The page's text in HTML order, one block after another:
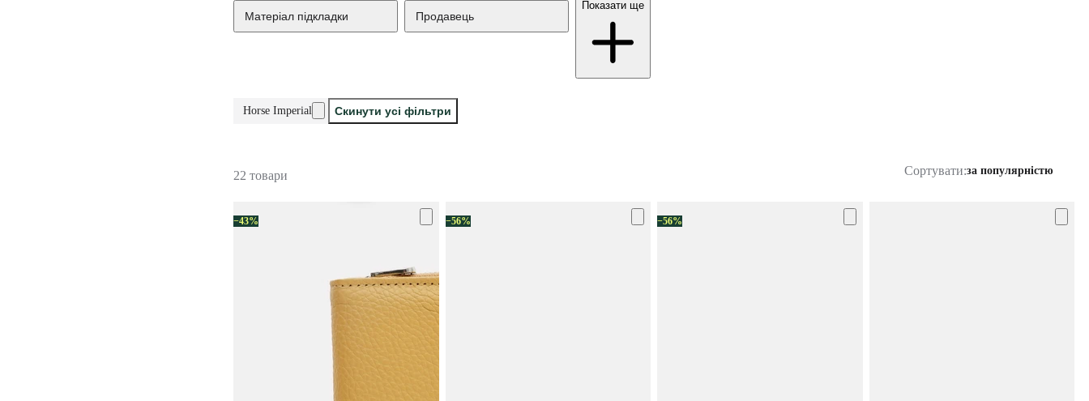
Матеріал підкладки Продавець
Показати ще
Horse Imperial Скинути усі фільтри
22 товари Сортувати:за популярністю
−43% −56% −56%